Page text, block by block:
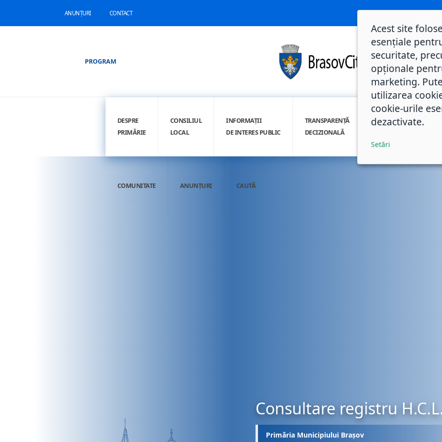
ANUNȚURI CONTACT
PROGRAM
DESPRE
PRIMĂRIE
CONSILIUL
LOCAL
INFORMAȚII
DE INTERES PUBLIC
TRANSPARENȚĂ
DECIZIONALĂ
INTEGRITATE
COMUNITATE ANUNȚURI CAUTĂ
Consultare registru
Primăria Municipiului Brașov
Acest site
esențiale
securitate,
opționale
marketing.
utilizarea
cookie-urile
dezactivate.
Setări